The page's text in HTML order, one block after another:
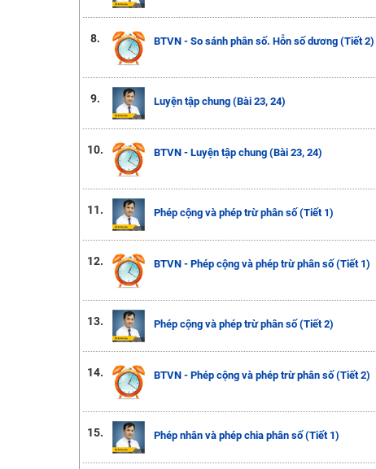
8. BTVN - So sánh phân số. Hỗn số dương (Tiết 2)
9. Luyện tập chung (Bài 23, 24)
10. BTVN - Luyện tập chung (Bài 23, 24)
11. Phép cộng và phép trừ phân số (Tiết 1)
12. BTVN - Phép cộng và phép trừ phân số (Tiết 1)
13. Phép cộng và phép trừ phân số (Tiết 2)
14. BTVN - Phép cộng và phép trừ phân số (Tiết 2)
15. Phép nhân và phép chia phân số (Tiết 1)